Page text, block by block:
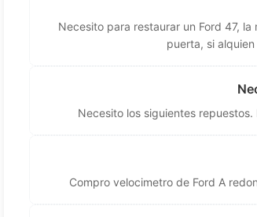
Necesito para restaurar un Ford 47,
puerta, si
Necesito los siguientes
Compro velocimetro de Ford A